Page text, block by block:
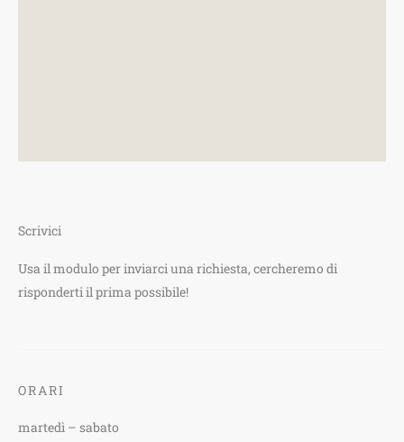
Scrivici
Usa il modulo per inviarci una richiesta, cercheremo di
risponderti il prima possibile!
ORARI
martedì – sabato